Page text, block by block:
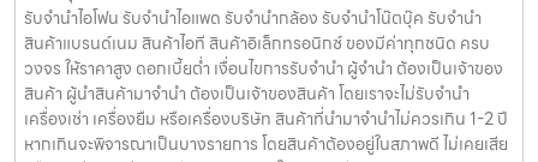
รับจำนำมือถือชลบุรี โรงรับจำนำ รับจำนำมือถือ ไอโฟน
ไอแพด กล้อง โน๊ตบุ๊ค สินค้าแบรนด์เนม ให้ราคาสูง
รับจำนำมือถือชลบุรี โรงรับจำนำ รับจำนำมือถือ ไอโฟน ไอแพด กล้อง โน๊
ตบุ๊ค สินค้าแบรนด์เนม ของมีค่าทุกชนิด ครบวงจร ให้ราคาสูง รับจำนำมือ